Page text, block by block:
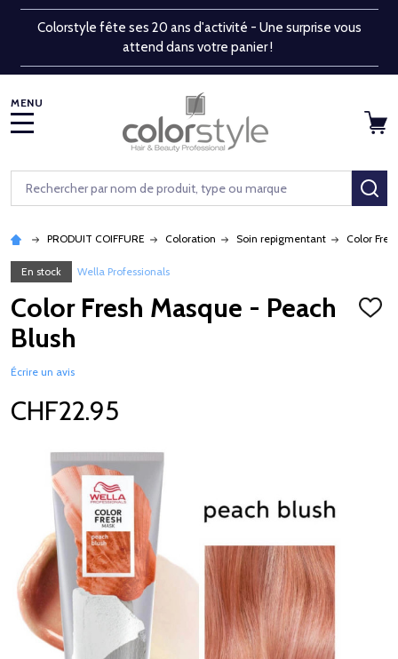
Colorstyle fête ses 20 ans d'activité - Une surprise vous
attend dans votre panier !
Rechercher
PRODUIT COIFFURE Coloration Soin repigmentant Color
En stock Wella Professionals
Color Fresh Masque - Peach
Blush
Écrire un avis
CHF22.95